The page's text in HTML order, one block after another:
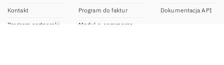
Kontakt
Program partnerski
Program do faktur
Moduł e-commerce
Dokumentacja API